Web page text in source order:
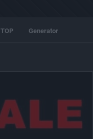
TOP Generator